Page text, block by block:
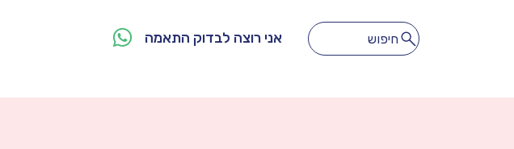
חיפוש אני רוצה לבדוק התאמה